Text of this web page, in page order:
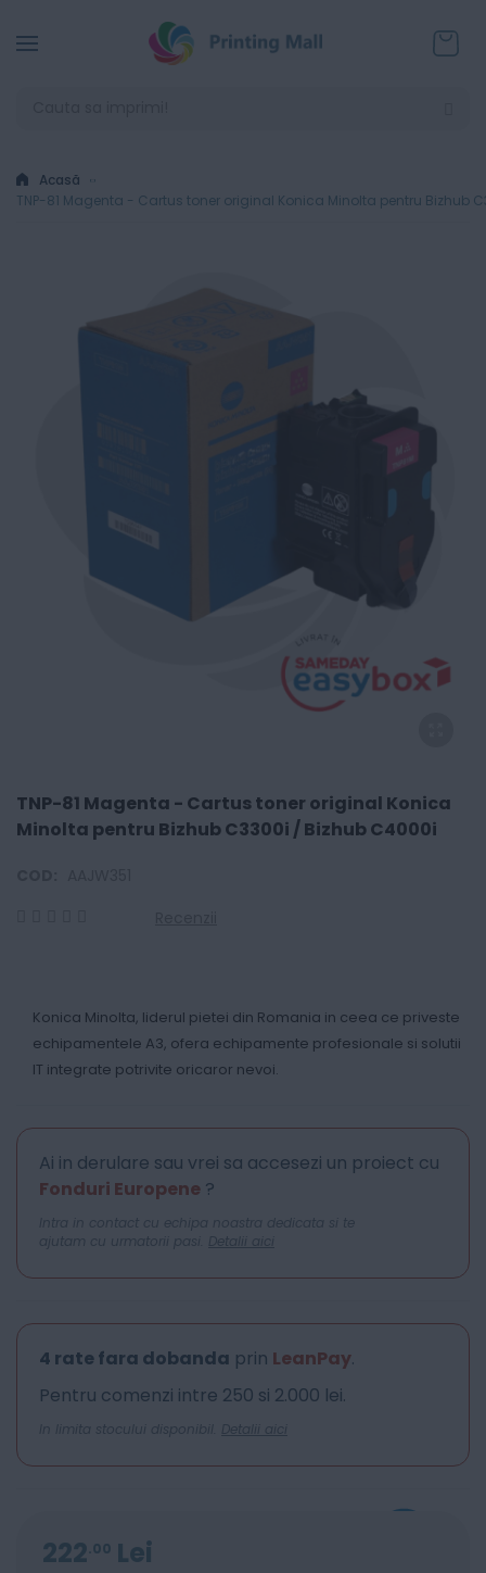
Acasă
TNP-81 Magenta - Cartus toner original Konica Minolta pentru Bizhub
TNP-81 Magenta - Cartus toner original Konica
Minolta pentru Bizhub C3300i / Bizhub C4000i
Konica Minolta, liderul pietei din Romania in ceea ce priveste
echipamentele A3, ofera echipamente profesionale si solutii
IT integrate potrivite oricaror nevoi.
Ai in derulare sau vrei sa accesezi un proiect cu
Fonduri Europene ?
Intra in contact cu echipa noastra dedicata si te
ajutam cu urmatorii pasi. Detalii aici
4 rate fara dobanda prin LeanPay.
Pentru comenzi intre 250 si 2.000 lei.
In limita stocului disponibil. Detalii aici
222 00 Lei